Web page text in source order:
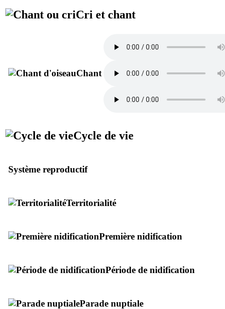
Cri et chant
Chant
Cycle de vie
Système reproductif
Territorialité
Première nidification
Période de nidification
Parade nuptiale